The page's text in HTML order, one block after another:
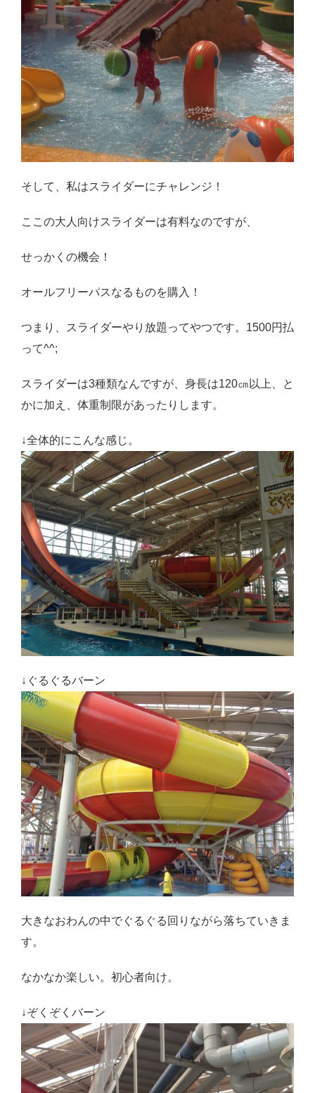
そして、私はスライダーにチャレンジ！
ここの大人向けスライダーは有料なのですが、
せっかくの機会！
オールフリーパスなるものを購入！
つまり、スライダーやり放題ってやつです。1500円払
って^^;
スライダーは3種類なんですが、身長は120㎝以上、と
かに加え、体重制限があったりします。
↓全体的にこんな感じ。
↓ぐるぐるバーン
大きなおわんの中でぐるぐる回りながら落ちていきま
す。
なかなか楽しい。初心者向け。
↓ぞくぞくバーン